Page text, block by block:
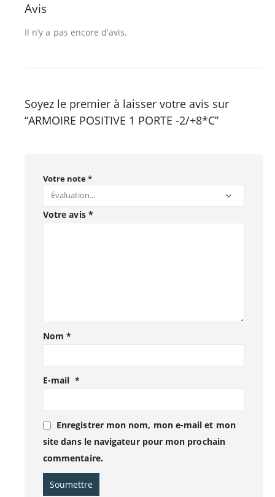
Avis
Il n’y a pas encore d’avis.
Soyez le premier à laisser votre avis sur
“ARMOIRE POSITIVE 1 PORTE -2/+8*C”
Votre note*
Votre avis *
Nom*
E-mail *
Enregistrer mon nom, mon e-mail et mon
site dans le navigateur pour mon prochain
commentaire.